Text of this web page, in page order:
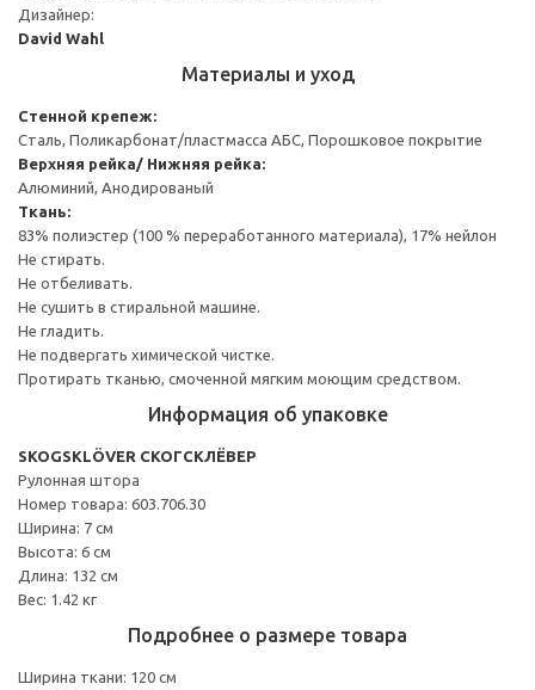
Дизайнер:
David Wahl
Материалы и уход
Стенной крепеж:
Сталь, Поликарбонат/пластмасса АБС, Порошковое покрытие
Верхняя рейка/ Нижняя рейка:
Алюминий, Анодированый
Ткань:
83% полиэстер (100 % переработанного материала), 17% нейлон
Не стирать.
Не отбеливать.
Не сушить в стиральной машине.
Не гладить.
Не подвергать химической чистке.
Протирать тканью, смоченной мягким моющим средством.
Информация об упаковке
SKOGSKLÖVER СКОГСКЛЁВЕР
Рулонная штора
Номер товара: 603.706.30
Ширина: 7 см
Высота: 6 см
Длина: 132 см
Вес: 1.42 кг
Подробнее о размере товара
Ширина ткани: 120 см